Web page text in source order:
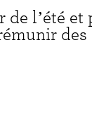
l’été et